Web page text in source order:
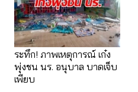
ระทึก! ภาพเหตุการณ์ เก๋ง
พุ่งชน นร. อนุบาล บาดเจ็บ
เพียบ